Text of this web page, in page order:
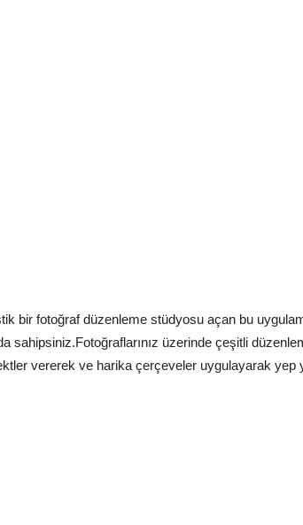
bir fotoğraf düzenleme stüdyosu açan bu
sahipsiniz.Fotoğraflarınız üzerinde çeşitli
vererek ve harika çerçeveler uygulayarak yep